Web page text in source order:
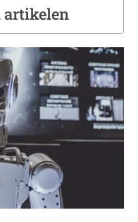
artikelen